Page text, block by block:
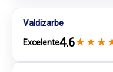
Valdizarbe
Excelente4.6★ ★ ★